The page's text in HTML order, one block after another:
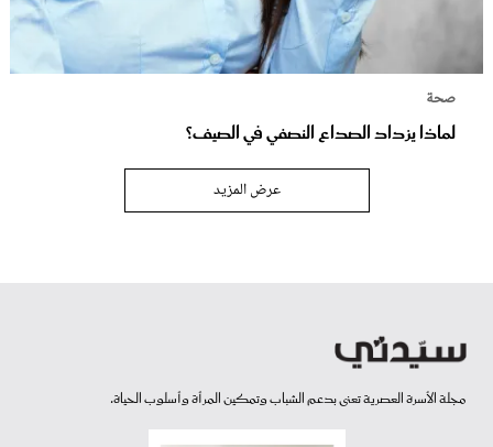
صحة
لماذا يزداد الصداع النصفي في الصيف؟
عرض المزيد
مجلة الأسرة العصرية تعنى بدعم الشباب وتمكين المرأة وأسلوب الحياة.